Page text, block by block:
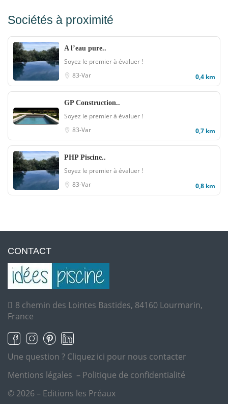
Sociétés à proximité
A l’eau pure..
Soyez le premier à évaluer !
83-Var
0,4 km
GP Construction..
Soyez le premier à évaluer !
83-Var
0,7 km
PHP Piscine..
Soyez le premier à évaluer !
83-Var
0,8 km
CONTACT
8 chemin des Lointes Bastides, 84160 Lourmarin,
France
Une question ? Cliquez ici pour nous contacter
Mentions légales – Politique de confidentialité
© 2026 – Editions les Préaux